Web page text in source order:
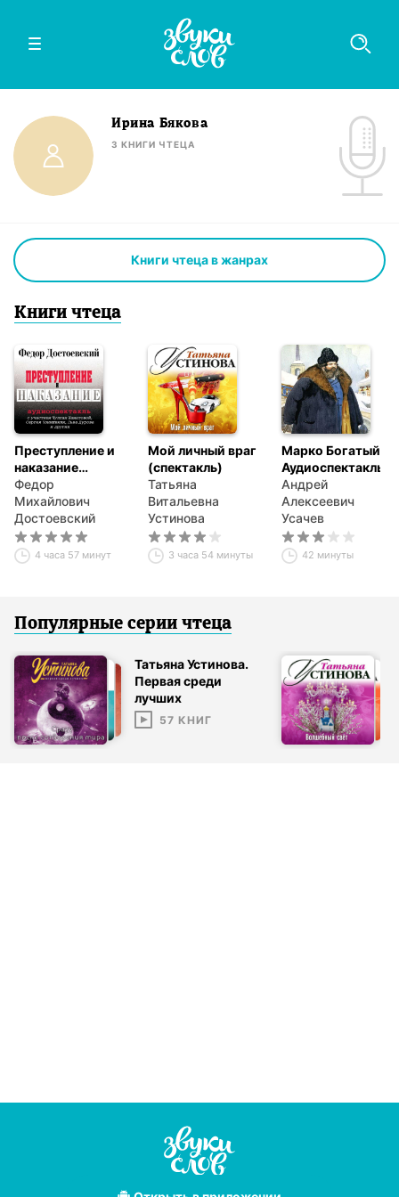
Ирина Бякова
3 КНИГИ ЧТЕЦА
Книги чтеца в жанрах
Книги чтеца
Преступление и
наказание
(спектакль)
Федор
Михайлович
Достоевский
4 часа 57 минут
Мой личный враг
(спектакль)
Татьяна
Витальевна
Устинова
3 часа 54 минуты
Марко Богатый.
Аудиоспектакль
Андрей
Алексеевич
Усачев
42 минуты
Популярные серии чтеца
Татьяна Устинова.
Первая среди
лучших
57 КНИГ